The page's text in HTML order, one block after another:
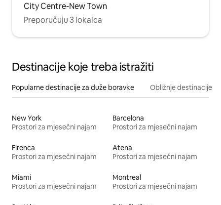
City Centre-New Town
Preporučuju 3 lokalca
Destinacije koje treba istražiti
Popularne destinacije za duže boravke Obližnje destinacije
New York
Prostori za mjesečni najam
Barcelona
Prostori za mjesečni najam
Firenca
Prostori za mjesečni najam
Atena
Prostori za mjesečni najam
Miami
Prostori za mjesečni najam
Montreal
Prostori za mjesečni najam